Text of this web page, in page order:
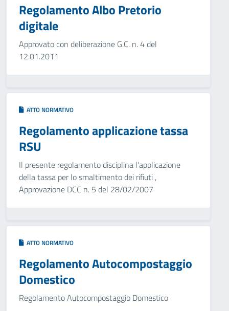
Regolamento Albo Pretorio
digitale
Approvato con deliberazione G.C. n. 4 del
12.01.2011
ATTO NORMATIVO
Regolamento applicazione tassa
RSU
Il presente regolamento disciplina l'applicazione
della tassa per lo smaltimento dei rifiuti ,
Approvazione DCC n. 5 del 28/02/2007
ATTO NORMATIVO
Regolamento Autocompostaggio
Domestico
Regolamento Autocompostaggio Domestico